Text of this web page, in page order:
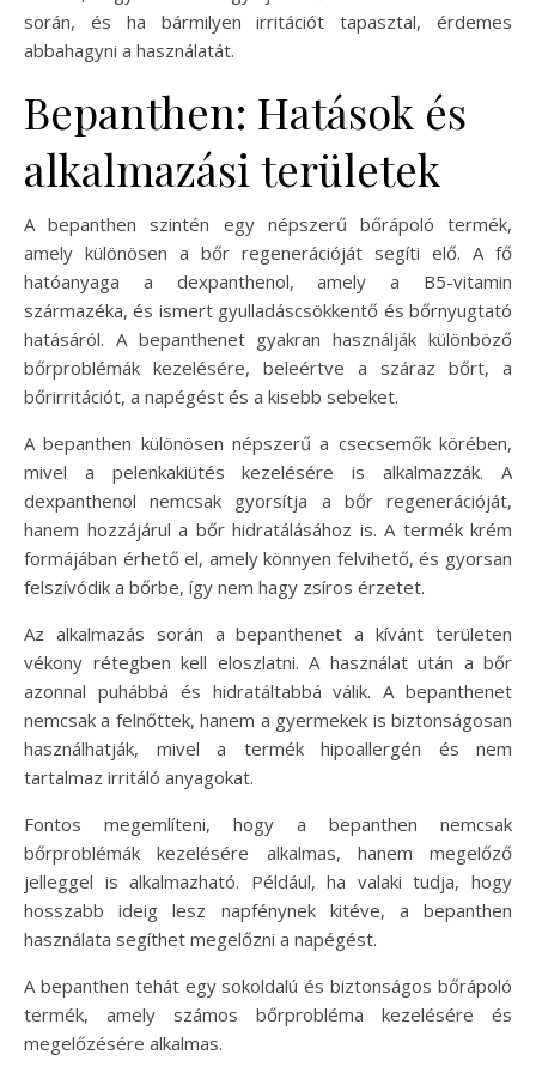
során, és ha bármilyen irritációt tapasztal, érdemes
abbahagyni a használatát.
Bepanthen: Hatások és
alkalmazási területek
A bepanthen szintén egy népszerű bőrápoló termék,
amely különösen a bőr regenerációját segíti elő. A fő
hatóanyaga a dexpanthenol, amely a B5-vitamin
származéka, és ismert gyulladáscsökkentő és bőrnyugtató
hatásáról. A bepanthenet gyakran használják különböző
bőrproblémák kezelésére, beleértve a száraz bőrt, a
bőrirritációt, a napégést és a kisebb sebeket.
A bepanthen különösen népszerű a csecsemők körében,
mivel a pelenkakiütés kezelésére is alkalmazzák. A
dexpanthenol nemcsak gyorsítja a bőr regenerációját,
hanem hozzájárul a bőr hidratálásához is. A termék krém
formájában érhető el, amely könnyen felvihető, és gyorsan
felszívódik a bőrbe, így nem hagy zsíros érzetet.
Az alkalmazás során a bepanthenet a kívánt területen
vékony rétegben kell eloszlatni. A használat után a bőr
azonnal puhábbá és hidratáltabbá válik. A bepanthenet
nemcsak a felnőttek, hanem a gyermekek is biztonságosan
használhatják, mivel a termék hipoallergén és nem
tartalmaz irritáló anyagokat.
Fontos megemlíteni, hogy a bepanthen nemcsak
bőrproblémák kezelésére alkalmas, hanem megelőző
jelleggel is alkalmazható. Például, ha valaki tudja, hogy
hosszabb ideig lesz napfénynek kitéve, a bepanthen
használata segíthet megelőzni a napégést.
A bepanthen tehát egy sokoldalú és biztonságos bőrápoló
termék, amely számos bőrprobléma kezelésére és
megelőzésére alkalmas.